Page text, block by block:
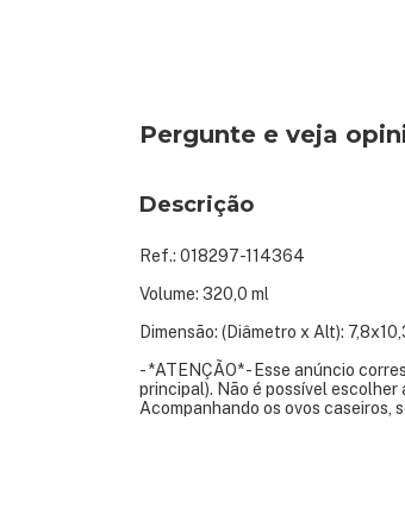
Pergunte e veja
Descrição
Ref.: 018297-114364
Volume: 320,0 ml
Dimensão: (Diâmetro x Alt):
- *ATENÇÃO* - Esse anúncio
principal). Não é possível
Acompanhando os ovos caseiros,